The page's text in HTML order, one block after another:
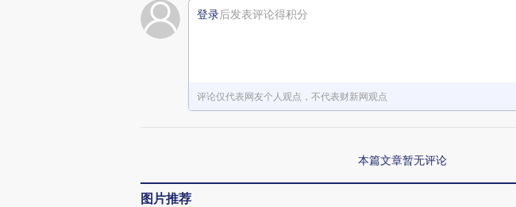
登录后发表评论得积分
评论仅代表网友个人观点，不代表财新网观点
本篇文章暂无评论
图片推荐